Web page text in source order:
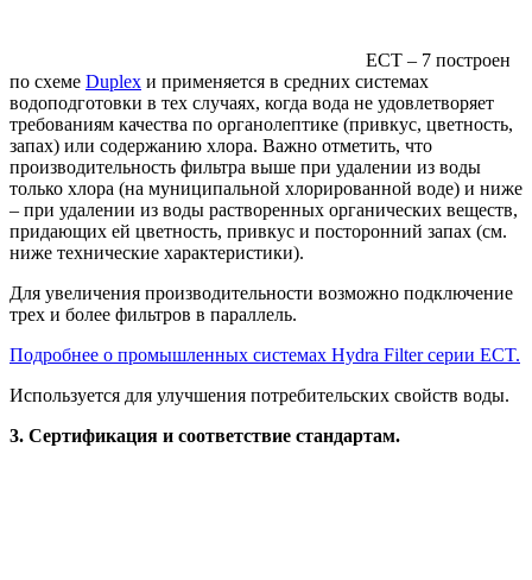
ECT – 7 построен
по схеме Duplex и применяется в средних системах
водоподготовки в тех случаях, когда вода не удовлетворяет
требованиям качества по органолептике (привкус, цветность,
запах) или содержанию хлора. Важно отметить, что
производительность фильтра выше при удалении из воды
только хлора (на муниципальной хлорированной воде) и ниже
– при удалении из воды растворенных органических веществ,
придающих ей цветность, привкус и посторонний запах (см.
ниже технические характеристики).
Для увеличения производительности возможно подключение
трех и более фильтров в параллель.
Подробнее о промышленных системах Hydra Filter серии ECT.
Используется для улучшения потребительских свойств воды.
3. Сертификация и соответствие стандартам.